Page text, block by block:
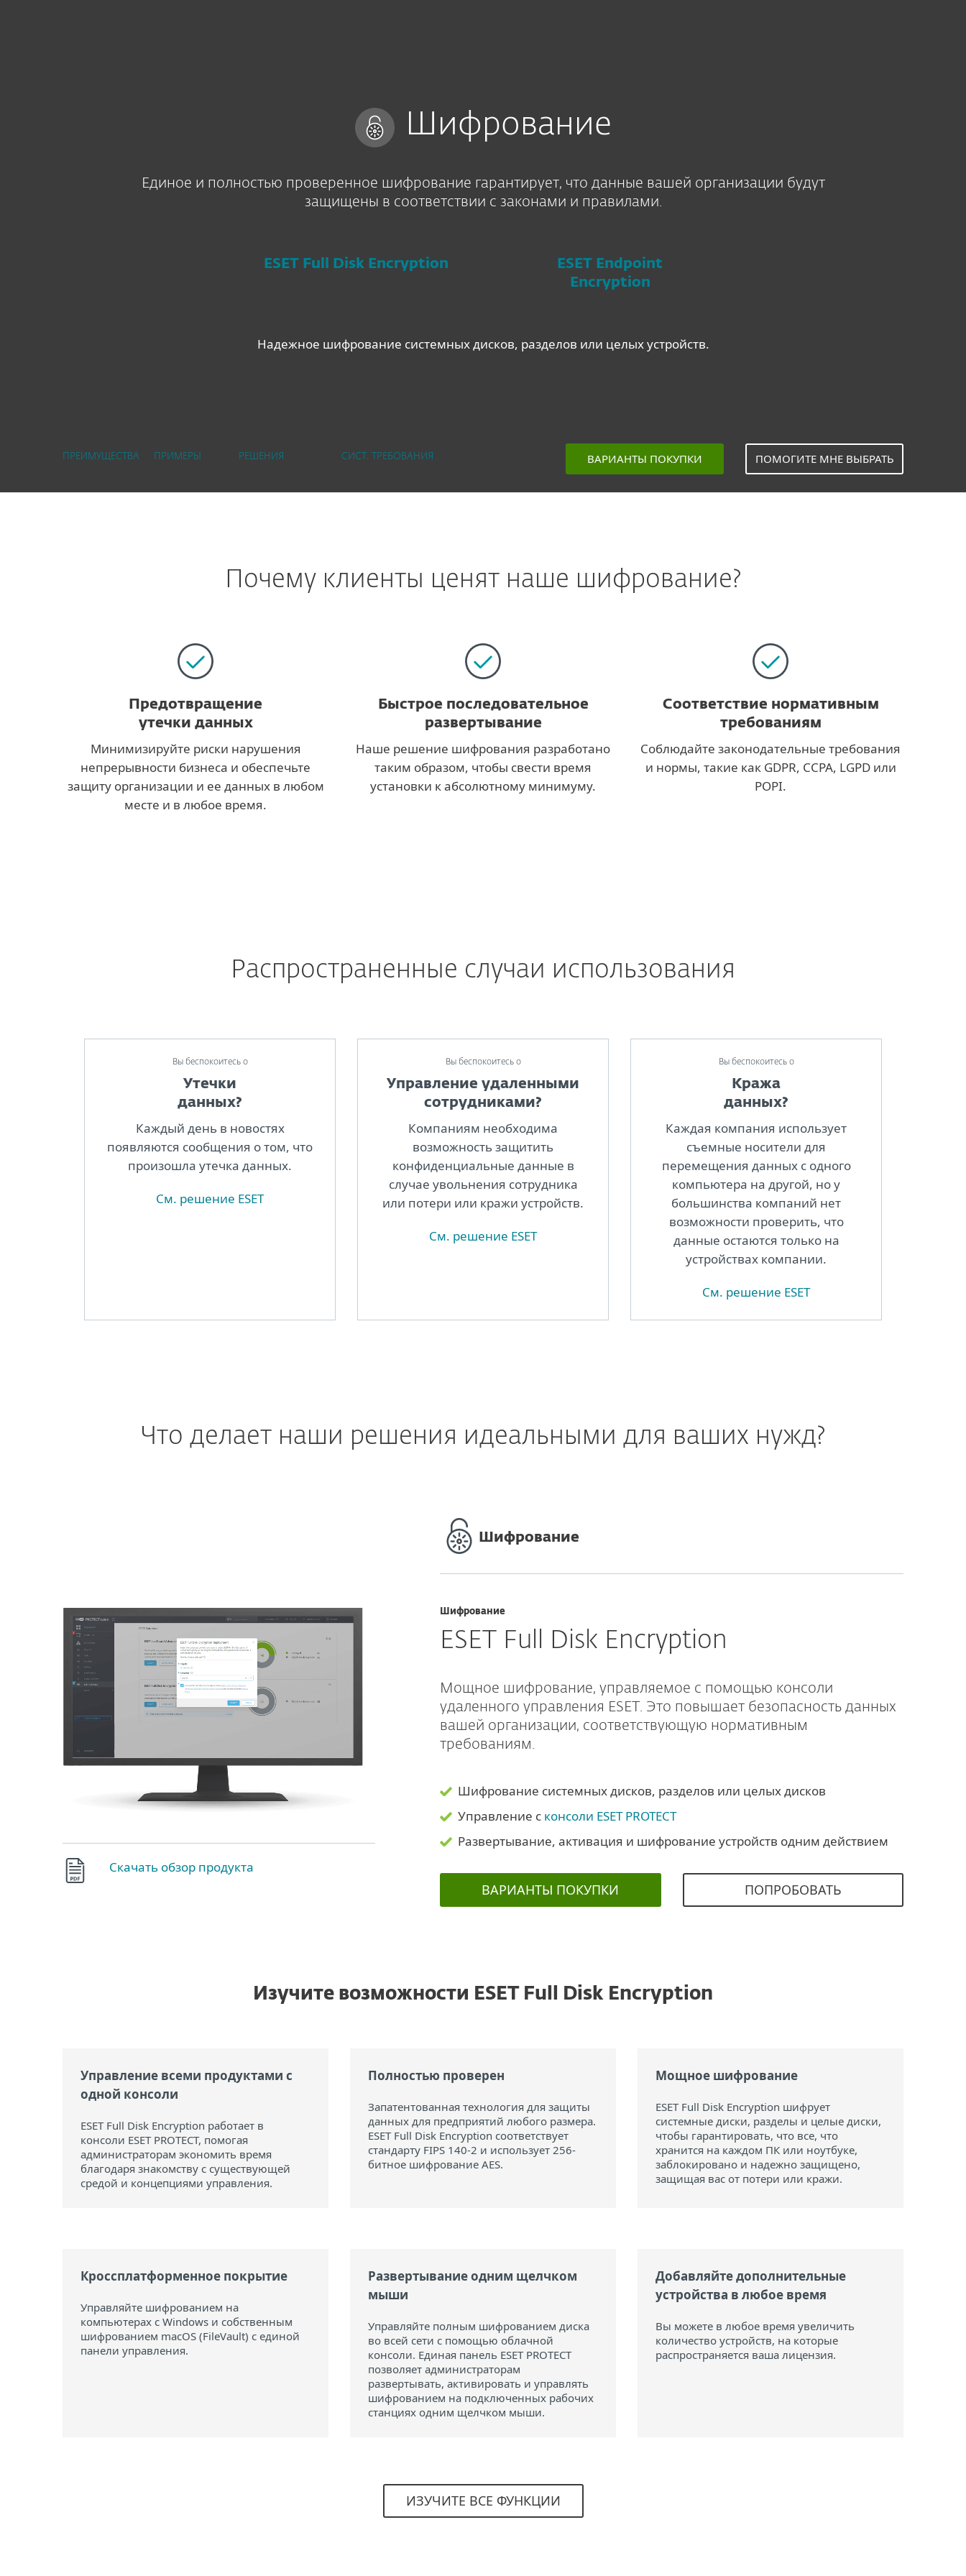
Шифрование
Единое и полностью проверенное шифрование гарантирует, что данные вашей организации будут
защищены в соответствии с законами и правилами.
ESET Full Disk Encryption
ESET Endpoint
Encryption
Надежное шифрование системных дисков, разделов или целых устройств.
ПРЕИМУЩЕСТВА ПРИМЕРЫ РЕШЕНИЯ СИСТ. ТРЕБОВАНИЯ BАРИАНТЫ ПОКУПКИ ПОМОГИТЕ МНЕ ВЫБРАТЬ
Почему клиенты ценят наше шифрование?
Предотвращение
утечки данных
Минимизируйте риски нарушения
непрерывности бизнеса и обеспечьте
защиту организации и ее данных в любом
месте и в любое время.
Быстрое последовательное
развертывание
Наше решение шифрования разработано
таким образом, чтобы свести время
установки к абсолютному минимуму.
Соответствие нормативным
требованиям
Соблюдайте законодательные требования
и нормы, такие как GDPR, CCPA, LGPD или
POPI.
Распространенные случаи использования
Bы беспокоитесь о
Утечки
данных?
Каждый день в новостях
появляются сообщения о том, что
произошла утечка данных.
См. решение ESET
Bы беспокоитесь о
Управление удаленными
сотрудниками?
Компаниям необходима
возможность защитить
конфиденциальные данные в
случае увольнения сотрудника
или потери или кражи устройств.
См. решение ESET
Bы беспокоитесь о
Кража
данных?
Каждая компания использует
съемные носители для
перемещения данных с одного
компьютера на другой, но у
большинства компаний нет
возможности проверить, что
данные остаются только на
устройствах компании.
См. решение ESET
Что делает наши решения идеальными для ваших нужд?
Шифрование
Скачать обзор продукта
Шифрование
ESET Full Disk Encryption
Мощное шифрование, управляемое с помощью консоли
удаленного управления ESET. Это повышает безопасность данных
вашей организации, соответствующую нормативным
требованиям.
Шифрование системных дисков, разделов или целых дисков
Управление с консоли ESET PROTECT
Развертывание, активация и шифрование устройств одним действием
BАРИАНТЫ ПОКУПКИ ПОПРОБОВАТЬ
Изучите возможности ESET Full Disk Encryption
Управление всеми продуктами с
одной консоли
ESET Full Disk Encryption работает в
консоли ESET PROTECT, помогая
администраторам экономить время
благодаря знакомству с существующей
средой и концепциями управления.
Полностью проверен
Запатентованная технология для защиты
данных для предприятий любого размера.
ESET Full Disk Encryption соответствует
стандарту FIPS 140-2 и использует 256-
битное шифрование AES.
Мощное шифрование
ESET Full Disk Encryption шифрует
системные диски, разделы и целые диски,
чтобы гарантировать, что все, что
хранится на каждом ПК или ноутбуке,
заблокировано и надежно защищено,
защищая вас от потери или кражи.
Кроссплатформенное покрытие
Управляйте шифрованием на
компьютерах с Windows и собственным
шифрованием macOS (FileVault) с единой
панели управления.
Развертывание одним щелчком
мыши
Управляйте полным шифрованием диска
во всей сети с помощью облачной
консоли. Единая панель ESET PROTECT
позволяет администраторам
развертывать, активировать и управлять
шифрованием на подключенных рабочих
станциях одним щелчком мыши.
Добавляйте дополнительные
устройства в любое время
Вы можете в любое время увеличить
количество устройств, на которые
распространяется ваша лицензия.
ИЗУЧИТЕ ВСЕ ФУНКЦИИ